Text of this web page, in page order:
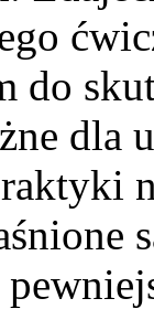
do
dla